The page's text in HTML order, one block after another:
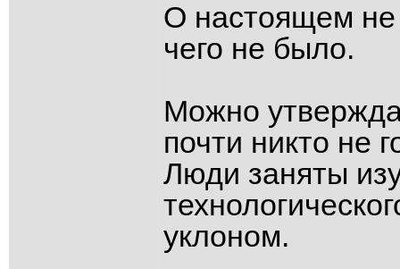
О настоящем не
чего не было.
Можно
почти никто не
Люди заняты
уклоном.